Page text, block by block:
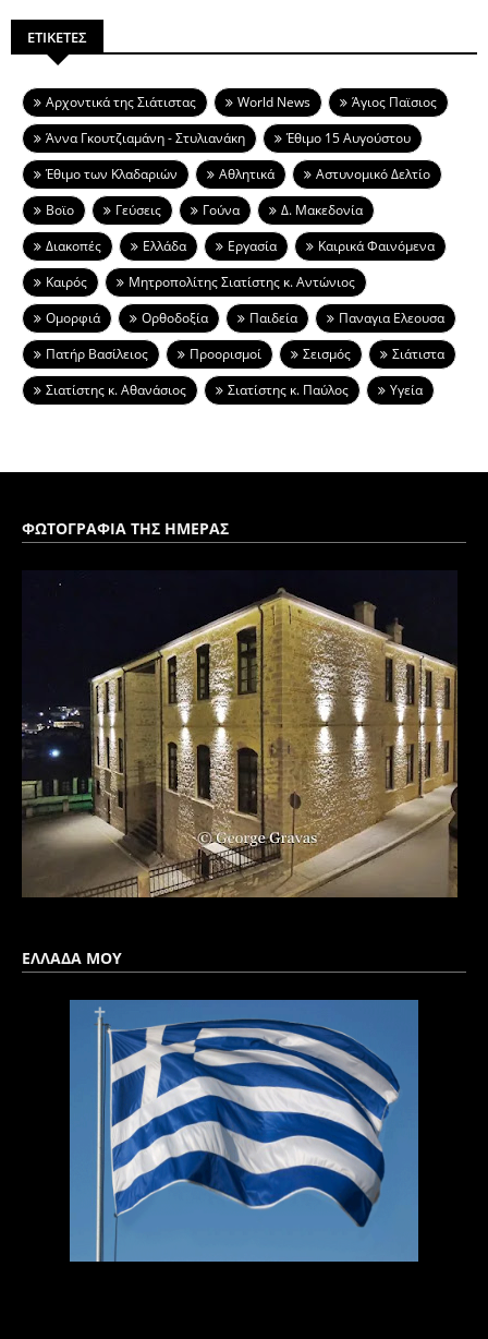
ΕΤΙΚΕΤΕΣ
Aρχοντικά της Σιάτιστας World News
Άγιος Παϊσιος
Άννα Γκουτζιαμάνη - Στυλιανάκη
Έθιμο 15 Αυγούστου
Έθιμο των Κλαδαριών
Αθλητικά
Αστυνομικό Δελτίο
Βοϊο
Γεύσεις Γούνα
Δ. Μακεδονία
Διακοπές
Ελλάδα Εργασία
Καιρικά Φαινόμενα
Καιρός
Μητροπολίτης Σιατίστης κ. Αντώνιος
Ομορφιά
Ορθοδοξία Παιδεία
Παναγια Ελεουσα
Πατήρ Βασίλειος
Προορισμοί Σεισμός
Σιάτιστα
Σιατίστης κ. Αθανάσιος
Σιατίστης κ. Παύλος Υγεία
ΦΩΤΟΓΡΑΦΙΑ ΤΗΣ ΗΜΕΡΑΣ
ΕΛΛΑΔΑ ΜΟΥ